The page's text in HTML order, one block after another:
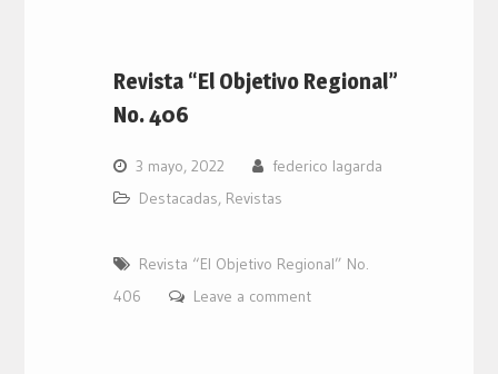
Revista “El Objetivo Regional”
No. 406
3 mayo, 2022
federico lagarda
Destacadas, Revistas
Revista “El Objetivo Regional” No.
406
Leave a comment